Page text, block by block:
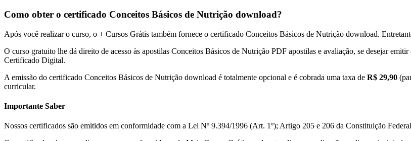
Como obter o certificado Conceitos Básicos de Nutrição download?
Após você realizar o curso, o + Cursos Grátis também fornece o certificado Conceitos Básicos de Nutrição download.
O curso gratuito lhe dá direito de acesso às apostilas Conceitos Básicos de Nutrição PDF apostilas e avaliação, se desejar
Certificado Digital.
A emissão do certificado Conceitos Básicos de Nutrição download é totalmente opcional e é cobrada uma taxa de R$ 29,90
curricular.
Importante Saber
Nossos certificados são emitidos em conformidade com a Lei Nº 9.394/1996 (Art. 1º); Artigo 205 e 206 da Constituição